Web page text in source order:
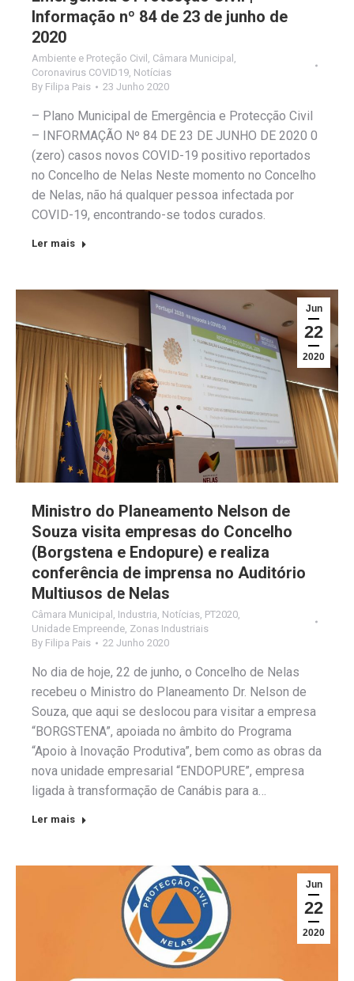
Informação nº 84 de 23 de junho de
2020
Ambiente e Proteção Civil , Câmara Municipal ,
Coronavirus COVID19, Notícias
By Filipa Pais 23 Junho 2020
– Plano Municipal de Emergência e Protecção Civil
– INFORMAÇÃO Nº 84 DE 23 DE JUNHO DE 2020 0
(zero) casos novos COVID-19 positivo reportados
no Concelho de Nelas Neste momento no Concelho
de Nelas, não há qualquer pessoa infectada por
COVID-19, encontrando-se todos curados.
Ler mais
Jun
22
2020
Ministro do Planeamento Nelson de
Souza visita empresas do Concelho
(Borgstena e Endopure) e realiza
conferência de imprensa no Auditório
Multiusos de Nelas
Câmara Municipal , Industria, Notícias, PT2020,
Unidade Empreende, Zonas Industriais
By Filipa Pais 22 Junho 2020
No dia de hoje, 22 de junho, o Concelho de Nelas
recebeu o Ministro do Planeamento Dr. Nelson de
Souza, que aqui se deslocou para visitar a empresa
“BORGSTENA”, apoiada no âmbito do Programa
“Apoio à Inovação Produtiva”, bem como as obras da
nova unidade empresarial “ENDOPURE”, empresa
ligada à transformação de Canábis para a…
Ler mais
Jun
22
2020